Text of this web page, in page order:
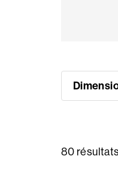
d'inspiration?
80